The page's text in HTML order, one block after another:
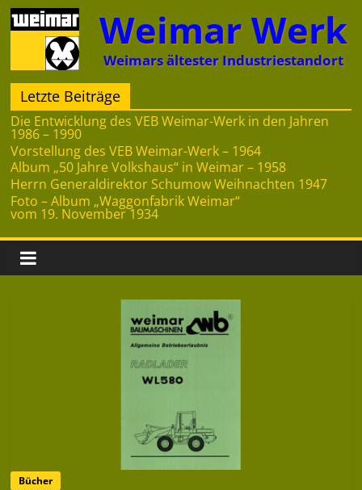
Zum
Inhalt
springen
Weimar Werk
Weimars ältester Industriestandort
Letzte Beiträge
Die Entwicklung des VEB Weimar-Werk in den Jahren
1986 – 1990
Vorstellung des VEB Weimar-Werk – 1964
Album „50 Jahre Volkshaus“ in Weimar – 1958
Herrn Generaldirektor Schumow Weihnachten 1947
Foto – Album „Waggonfabrik Weimar“
vom 19. November 1934
Bücher